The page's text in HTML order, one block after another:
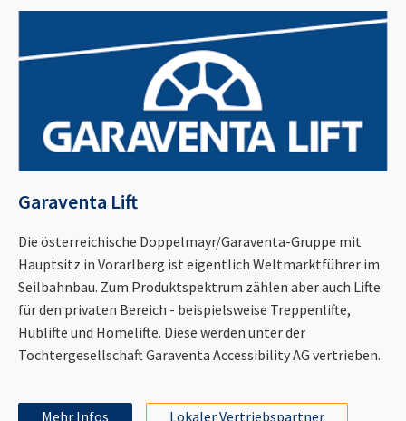
Garaventa Lift
Die österreichische Doppelmayr/Garaventa-Gruppe mit
Hauptsitz in Vorarlberg ist eigentlich Weltmarktführer im
Seilbahnbau. Zum Produktspektrum zählen aber auch Lifte
für den privaten Bereich - beispielsweise Treppenlifte,
Hublifte und Homelifte. Diese werden unter der
Tochtergesellschaft Garaventa Accessibility AG vertrieben.
Mehr Infos Lokaler Vertriebspartner